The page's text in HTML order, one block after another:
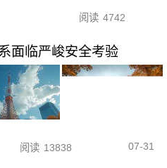
阅读 4742
面临严峻安全考验
阅读 13838 07-31